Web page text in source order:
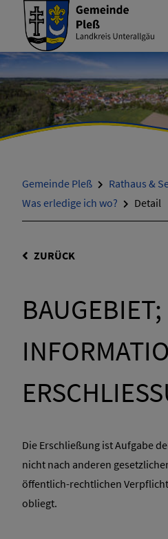
Gemeinde Pleß Rathaus &
Was erledige ich wo?
Detail
ZURÜCK
BAUGEBIET;
Die Erschließung ist Aufgabe
nicht nach anderen
öffentlich-rechtlichen
obliegt.